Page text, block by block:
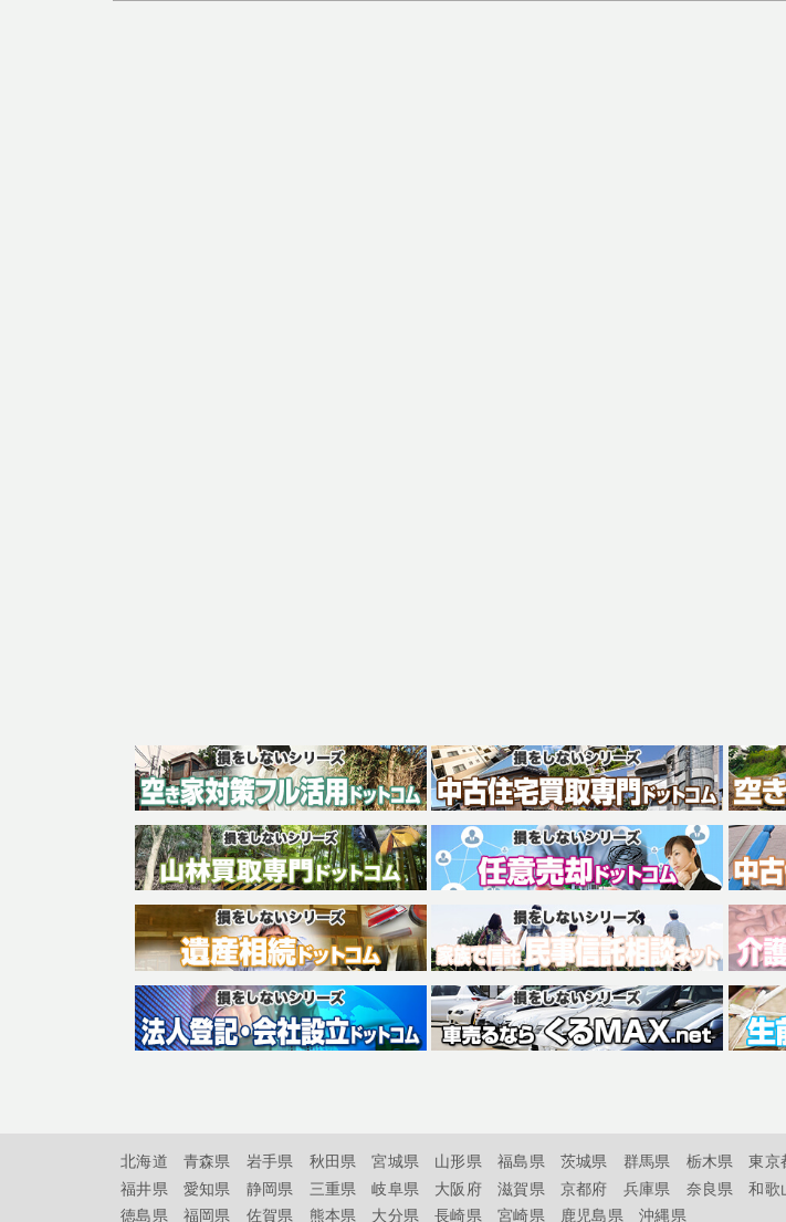
北海道 青森県 岩手県 秋田県 宮城県 山形県 福島県 茨城県 群馬県 栃木県 東京
福井県
愛知県 静岡県 三重県 岐阜県 大阪府 滋賀県 京都府 兵庫県 奈良県 和歌
徳島県
福岡県 佐賀県 熊本県 大分県 長崎県 宮崎県 鹿児島県 沖縄県